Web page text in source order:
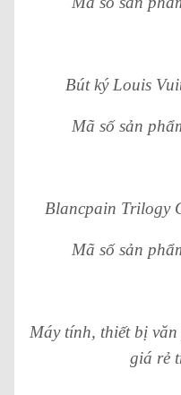
Bút ký Louis
Mã số sản
Blancpain Trilogy
Mã số sản
Máy tính, thiết bị
giá rẻ